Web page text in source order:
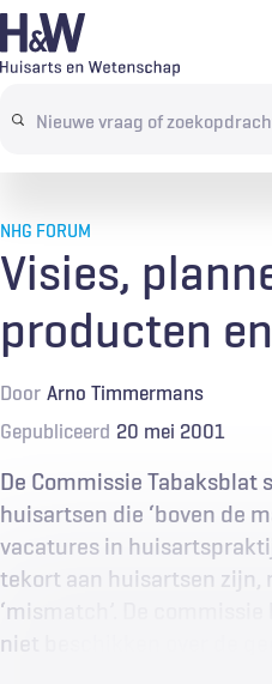
Overslaan
en
de Search
terms
Abonneren
NHG FORUM
Visies,
producten
Door Arno Timmermans
Gepubliceerd 20 mei 2001
De Commissie
huisartsen die ‘boven de
vacatures in
tekort aan huisartsen zijn,
‘mismatch’. De
niet beschikken over de